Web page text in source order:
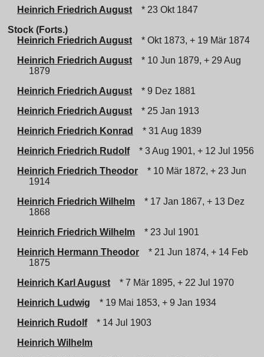
Heinrich Friedrich August
* 23 Okt 1847
Stock (Forts.)
Heinrich Friedrich August
* Okt 1873, + 19 Mär 1874
Heinrich Friedrich August
* 10 Jun 1879, + 29 Aug
1879
Heinrich Friedrich August
* 9 Dez 1881
Heinrich Friedrich August
* 25 Jan 1913
Heinrich Friedrich Konrad
* 31 Aug 1839
Heinrich Friedrich Rudolf
* 3 Aug 1901, + 12 Jul 1956
Heinrich Friedrich Theodor
* 10 Mär 1872, + 23 Jun
1914
Heinrich Friedrich Wilhelm
* 17 Jan 1867, + 13 Dez
1868
Heinrich Friedrich Wilhelm
* 23 Jul 1901
Heinrich Hermann Theodor
* 21 Jun 1874, + 14 Feb
1875
Heinrich Karl August
* 7 Mär 1895, + 22 Jul 1970
Heinrich Ludwig
* 19 Mai 1853, + 9 Jan 1934
Heinrich Rudolf
* 14 Jul 1903
Heinrich Wilhelm